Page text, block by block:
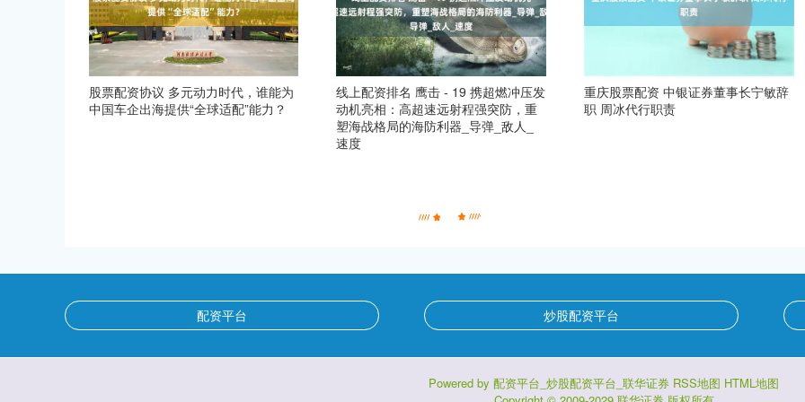
股票配资协议 多元动力时代，谁能为
中国车企出海提供“全球适配”能力？
线上配资排名 鹰击 - 19 携超燃冲压发
动机亮相：高超速远射程强突防，重
塑海战格局的海防利器_导弹_敌人_
速度
重庆股票配资 中银证券董事长宁敏辞
职 周冰代行职责
配资平台 炒股配资平台
Powered by 配资平台_炒股配资平台_联华证券 RSS地图 HTML地图